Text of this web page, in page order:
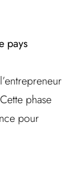
pays
phase
pour